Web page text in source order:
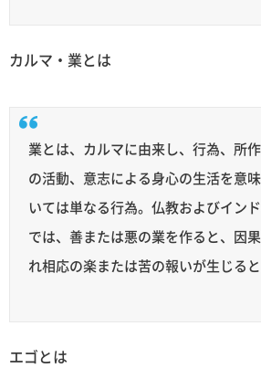
カルマ・業とは
業とは、カルマに由来し、行為、所
の活動、意志による身心の生活を意
いては単なる行為。仏教およびイン
では、善または悪の業を作ると、因
れ相応の楽または苦の報いが生じる
エゴとは